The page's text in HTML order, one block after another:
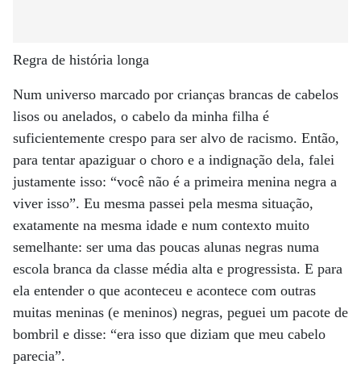
Regra de história longa
Num universo marcado por crianças brancas de cabelos
lisos ou anelados, o cabelo da minha filha é
suficientemente crespo para ser alvo de racismo. Então,
para tentar apaziguar o choro e a indignação dela, falei
justamente isso: “você não é a primeira menina negra a
viver isso”. Eu mesma passei pela mesma situação,
exatamente na mesma idade e num contexto muito
semelhante: ser uma das poucas alunas negras numa
escola branca da classe média alta e progressista. E para
ela entender o que aconteceu e acontece com outras
muitas meninas (e meninos) negras, peguei um pacote de
bombril e disse: “era isso que diziam que meu cabelo
parecia”.